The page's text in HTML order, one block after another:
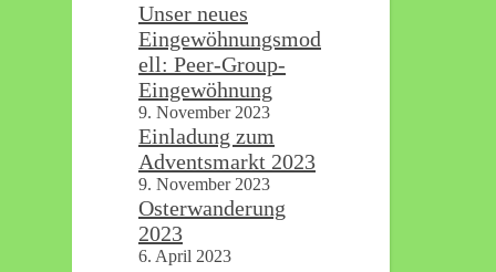
Unser neues
Eingewöhnungsmod
ell: Peer-Group-
Eingewöhnung
9. November 2023
Einladung zum
Adventsmarkt 2023
9. November 2023
Osterwanderung
2023
6. April 2023